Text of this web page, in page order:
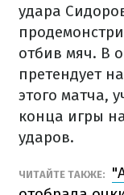
удара
отбив мяч. В
претендует
этого матча,
конца игры
ударов.
ЧИТАЙТЕ ТАКЖЕ: